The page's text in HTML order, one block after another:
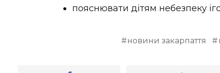
пояснювати дітям небезпеку
новини закарпаття